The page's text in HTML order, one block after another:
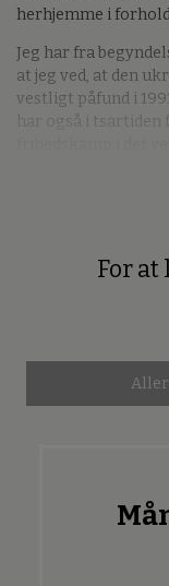
herhjemme i
Jeg har fra
at jeg ved, at den
vestligt påfund i
har også i tsartiden
For at